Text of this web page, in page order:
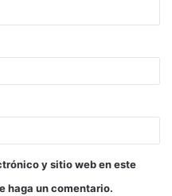
y sitio web en este
haga un comentario.